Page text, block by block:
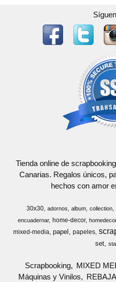
Tienda online de
Canarias. Regalos únicos,
hechos con amor
30x30 adornos album collection
encuadernar
home-decor homedecor
mixed-media papel papeles
set
Scrapbooking MIXED
Máquinas y Vinilos